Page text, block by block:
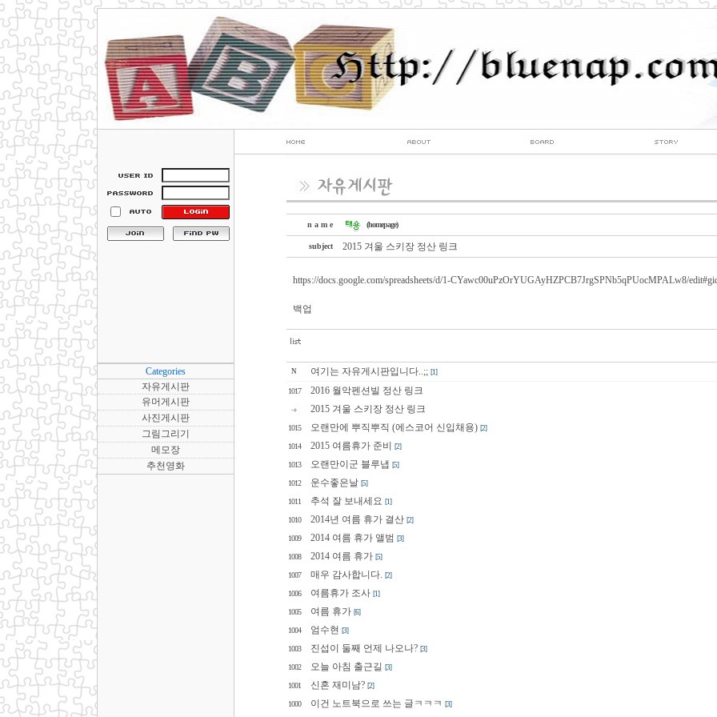
Categories
자유게시판
유머게시판
사진게시판
그림그리기
메모장
추천영화
n a m e (homepage)
subject 2015 겨울 스키장 정산 링크
https://docs.google.com/spreadsheets/d/1-CYawc00uPzOrYUGAyHZPCB7JrgSPNb5qPUocMPALw8/
백업
N 여기는 자유게시판입니다..;; [1]
1017
2016 월악펜션빌 정산 링크
2015 겨울 스키장 정산 링크
1015 오랜만에 뿌직뿌직 (에스코어 신입채용) [2]
1014 2015 여름휴가 준비 [2]
1013 오랜만이군 블루냅 [5]
1012 운수좋은날 [5]
1011 추석 잘 보내세요 [1]
1010 2014년 여름 휴가 결산 [2]
1009 2014 여름 휴가 앨범 [3]
1008 2014 여름 휴가 [5]
1007 매우 감사합니다. [2]
1006 여름휴가 조사 [1]
1005 여름 휴가 [6]
1004 엄수현 [3]
1003 진섭이 둘째 언제 나오나? [3]
1002 오늘 아침 출근길 [3]
1001 신혼 재미남? [2]
1000 이건 노트북으로 쓰는 글ㅋㅋㅋ [3]